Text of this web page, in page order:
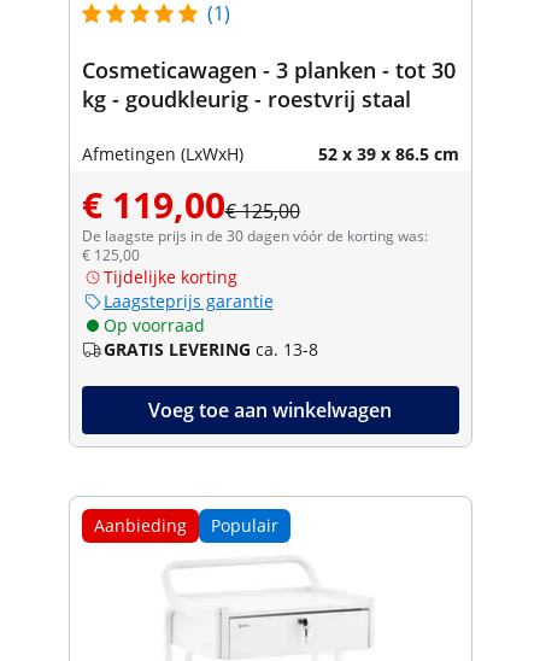
(1)
Cosmeticawagen - 3 planken - tot 30
kg - goudkleurig - roestvrij staal
Afmetingen (LxWxH) 52 x 39 x 86.5 cm
€ 119,00€ 125,00
De laagste prijs in de 30 dagen vóór de korting was:
€ 125,00
Tijdelijke korting
Laagsteprijs garantie
Op voorraad
GRATIS LEVERING ca. 13-8
Voeg toe aan winkelwagen
Aanbieding Populair